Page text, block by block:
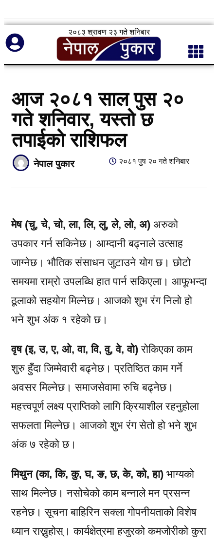
२०८३ श्रावण २३ गते शनिबार
आज २०८१ साल पुस २०
गते शनिवार, यस्तो छ
तपाईको राशिफल
नेपाल पुकार २०८१ पुष २० गते शनिबार
मेष (चु, चे, चो, ला, लि, लु, ले, लो, अ) अरुको
उपकार गर्न सकिनेछ। आम्दानी बढ्नाले उत्साह
जाग्नेछ। भौतिक संसाधन जुटाउने योग छ। छोटो
समयमा राम्रो उपलब्धि हात पार्न सकिएला। आफूभन्दा
ठूलाको सहयोग मिल्नेछ। आजको शुभ रंग निलो हो
भने शुभ अंक १ रहेको छ।
वृष (इ, उ, ए, ओ, वा, वि, वु, वे, वो) रोकिएका काम
शुरु हुँदा जिम्मेवारी बढ्नेछ। प्रतिष्ठित काम गर्ने
अवसर मिल्नेछ। समाजसेवामा रुचि बढ्नेछ।
महत्त्वपूर्ण लक्ष्य प्राप्तिको लागि क्रियाशील रहनुहोला
सफलता मिल्नेछ। आजको शुभ रंग सेतो हो भने शुभ
अंक ७ रहेको छ।
मिथुन (का, कि, कु, घ, ङ, छ, के, को, हा) भाग्यको
साथ मिल्नेछ। नसोचेको काम बन्नाले मन प्रसन्न
रहनेछ। सूचना बाहिरिन सक्ला गोपनीयताको विशेष
ध्यान राख्नुहोस्। कार्यक्षेत्रमा हजुरको कमजोरीको कुरा